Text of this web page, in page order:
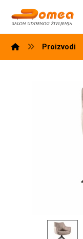
Proizvodi